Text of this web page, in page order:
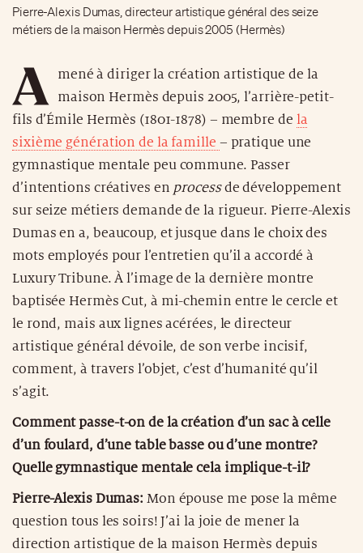
Pierre-Alexis Dumas, directeur artistique général des seize
métiers de la maison Hermès depuis 2005 (Hermès)
A
mené à diriger la création artistique de la
maison Hermès depuis 2005, l’arrière-petit-
fils d’Émile Hermès (1801-1878) – membre de la
sixième génération de la famille – pratique une
gymnastique mentale peu commune. Passer
d’intentions créatives en processde développement
sur seize métiers demande de la rigueur. Pierre-Alexis
Dumas en a, beaucoup, et jusque dans le choix des
mots employés pour l’entretien qu’il a accordé à
Luxury Tribune. À l’image de la dernière montre
baptisée Hermès Cut, à mi-chemin entre le cercle et
le rond, mais aux lignes acérées, le directeur
artistique général dévoile, de son verbe incisif,
comment, à travers l’objet, c’est d’humanité qu’il
s’agit.
Comment passe-t-on de la création d’un sac à celle
d’un foulard, d’une table basse ou d’une montre?
Quelle gymnastique mentale cela implique-t-il?
Pierre-Alexis Dumas: Mon épouse me pose la même
question tous les soirs! J’ai la joie de mener la
direction artistique de la maison Hermès depuis